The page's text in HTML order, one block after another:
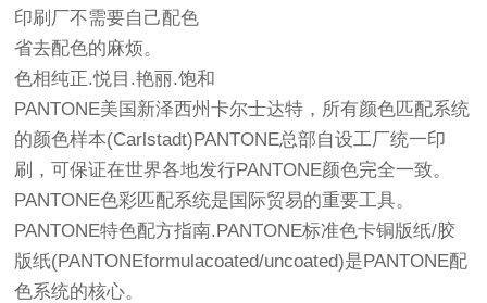
印刷厂不需要自己配色
省去配色的麻烦。
色相纯正.悦目.艳丽.饱和
PANTONE美国新泽西州卡尔士达特，所有颜色匹配系统
的颜色样本(Carlstadt)PANTONE总部自设工厂统一印
刷，可保证在世界各地发行PANTONE颜色完全一致。
PANTONE色彩匹配系统是国际贸易的重要工具。
PANTONE特色配方指南.PANTONE标准色卡铜版纸/胶
版纸(PANTONEformulacoated/uncoated)是PANTONE配
色系统的核心。